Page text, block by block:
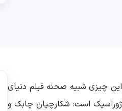
چیزی شبیه صحنه فیلم دنیای
است: شکارچیان چابک و